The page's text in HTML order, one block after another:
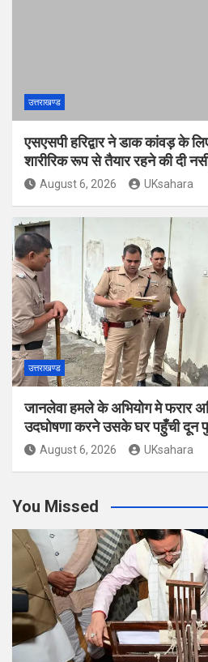
उत्तराखण्ड
एसएसपी हरिद्वार ने डाक कांवड़ के
शारीरिक रूप से तैयार रहने की दी
August 6, 2026 UKsahara
उत्तराखण्ड
जानलेवा हमले के अभियोग मे फरार
उदघोषणा करने उसके घर पहुँची दून
August 6, 2026 UKsahara
You Missed